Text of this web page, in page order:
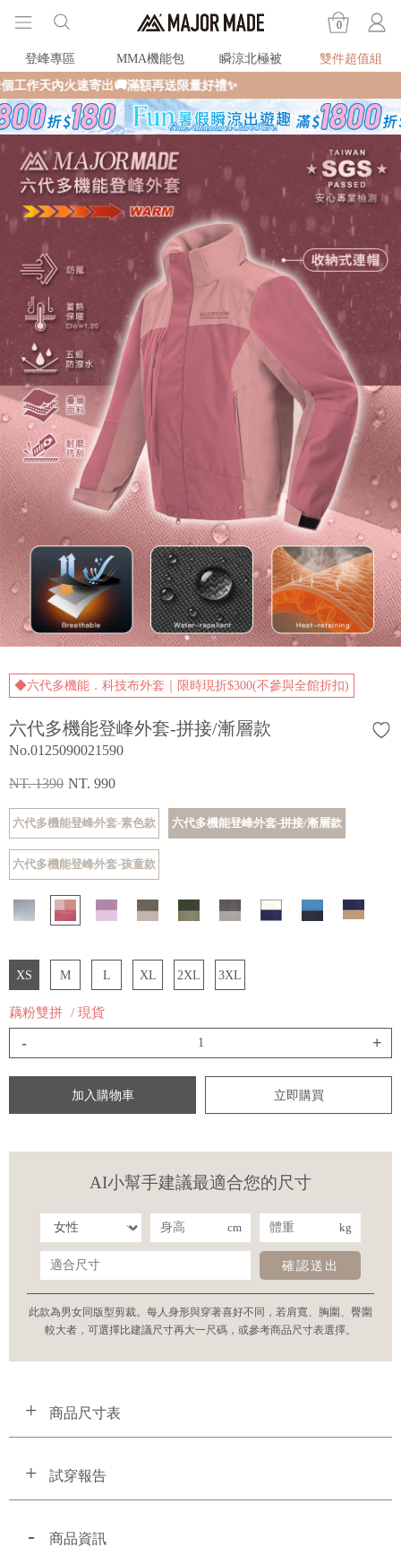
0
登峰專區 MMA機能包 瞬涼北極被
雙件超值組
🚚滿額再送限量好禮✨
◆六代多機能．科技布外套｜限時現折$300(不參與全館折扣)
六代多機能登峰外套-拼接/漸層款
No.0125090021590
NT. 1390 NT. 990
六代多機能登峰外套-素色款 六代多機能登峰外套-拼接/漸層款
六代多機能登峰外套-孩童款
XS M L XL 2XL 3XL
藕粉雙拼 / 現貨
- +
加入購物車 立即購買
AI小幫手建議最適合您的尺寸
cm kg
確認送出
此款為男女同版型剪裁。每人身形與穿著喜好不同，若肩寬、胸圍、臀圍
較大者，可選擇比建議尺寸再大一尺碼，或參考商品尺寸表選擇。
商品尺寸表
試穿報告
商品資訊